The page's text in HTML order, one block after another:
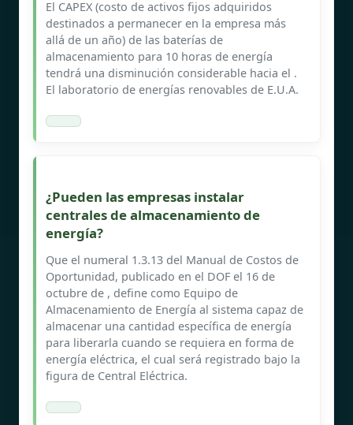
El CAPEX (costo de activos fijos adquiridos
destinados a permanecer en la empresa más
allá de un año) de las baterías de
almacenamiento para 10 horas de energía
tendrá una disminución considerable hacia el .
El laboratorio de energías renovables de E.U.A.
¿Pueden las empresas instalar
centrales de almacenamiento de
energía?
Que el numeral 1.3.13 del Manual de Costos de
Oportunidad, publicado en el DOF el 16 de
octubre de , define como Equipo de
Almacenamiento de Energía al sistema capaz de
almacenar una cantidad específica de energía
para liberarla cuando se requiera en forma de
energía eléctrica, el cual será registrado bajo la
figura de Central Eléctrica.